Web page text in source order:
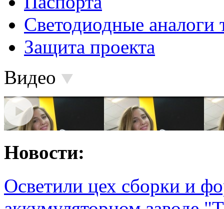
Светодиодные аналоги
Защита проекта
Видео
Новости:
Осветили цех сборки и